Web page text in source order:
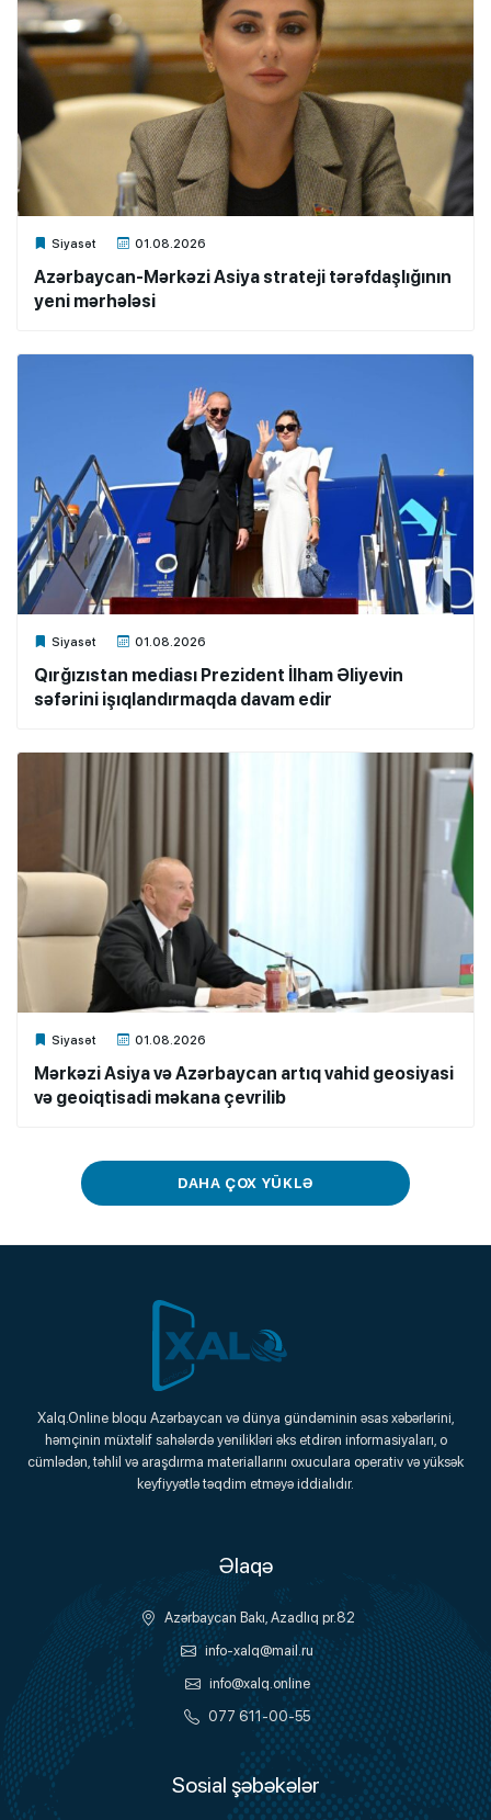
Siyasət 01.08.2026
Xalq.Online
Azərbaycan-Mərkəzi Asiya strateji tərəfdaşlığının
yeni mərhələsi
Siyasət 01.08.2026
Xalq.Online
Qırğızıstan mediası Prezident İlham Əliyevin
səfərini işıqlandırmaqda davam edir
Siyasət 01.08.2026
Xalq.Online
Mərkəzi Asiya və Azərbaycan artıq vahid geosiyasi
və geoiqtisadi məkana çevrilib
DAHA ÇOX YÜKLƏ
Xalq.Online
Onlayn Platforma
Xalq.Online bloqu Azərbaycan və dünya gündəminin əsas xəbərlərini,
həmçinin müxtəlif sahələrdə yenilikləri əks etdirən informasiyaları, o
cümlədən, təhlil və araşdırma materiallarını oxuculara operativ və yüksək
keyfiyyətlə təqdim etməyə iddialıdır.
Əlaqə
Azərbaycan Bakı, Azadlıq pr.82
info-xalq@mail.ru
info@xalq.online
077 611-00-55
Sosial şəbəkələr